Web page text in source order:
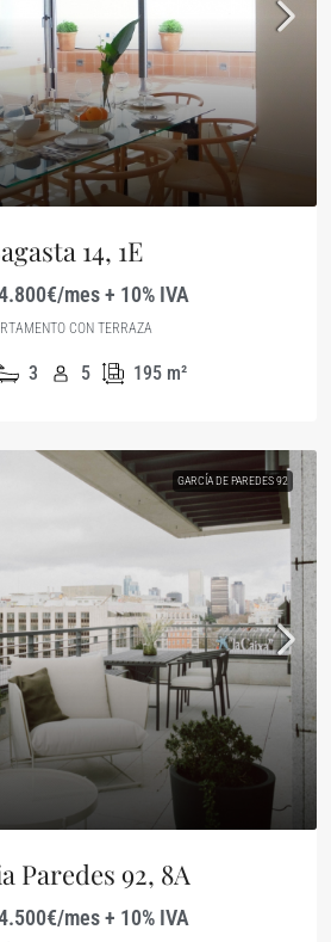
14, 1E
mes + 10% IVA
CON TERRAZA
3 5 195 m²
GARCÍA DE PAREDES 92
Paredes 92, 8A
mes + 10% IVA